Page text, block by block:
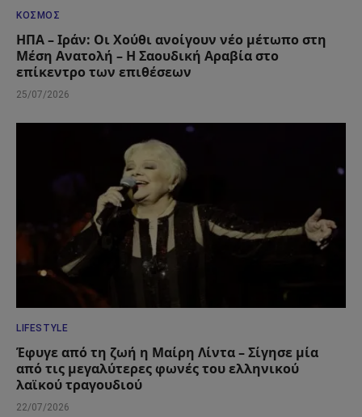
ΚΌΣΜΟΣ
ΗΠΑ – Ιράν: Οι Χούθι ανοίγουν νέο μέτωπο στη
Μέση Ανατολή – Η Σαουδική Αραβία στο
επίκεντρο των επιθέσεων
25/07/2026
LIFESTYLE
Έφυγε από τη ζωή η Μαίρη Λίντα – Σίγησε μία
από τις μεγαλύτερες φωνές του ελληνικού
λαϊκού τραγουδιού
22/07/2026